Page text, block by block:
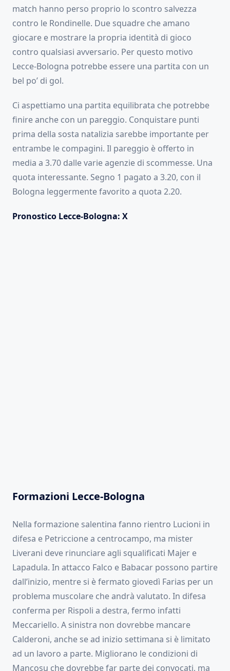
match hanno perso proprio lo scontro salvezza
contro le Rondinelle. Due squadre che amano
giocare e mostrare la propria identità di gioco
contro qualsiasi avversario. Per questo motivo
Lecce-Bologna potrebbe essere una partita con un
bel po’ di gol.
Ci aspettiamo una partita equilibrata che potrebbe
finire anche con un pareggio. Conquistare punti
prima della sosta natalizia sarebbe importante per
entrambe le compagini. Il pareggio è offerto in
media a 3.70 dalle varie agenzie di scommesse. Una
quota interessante. Segno 1 pagato a 3.20, con il
Bologna leggermente favorito a quota 2.20.
Pronostico Lecce-Bologna: X
Formazioni Lecce-Bologna
Nella formazione salentina fanno rientro Lucioni in
difesa e Petriccione a centrocampo, ma mister
Liverani deve rinunciare agli squalificati Majer e
Lapadula. In attacco Falco e Babacar possono partire
dall’inizio, mentre si è fermato giovedì Farias per un
problema muscolare che andrà valutato. In difesa
conferma per Rispoli a destra, fermo infatti
Meccariello. A sinistra non dovrebbe mancare
Calderoni, anche se ad inizio settimana si è limitato
ad un lavoro a parte. Migliorano le condizioni di
Mancosu che dovrebbe far parte dei convocati, ma